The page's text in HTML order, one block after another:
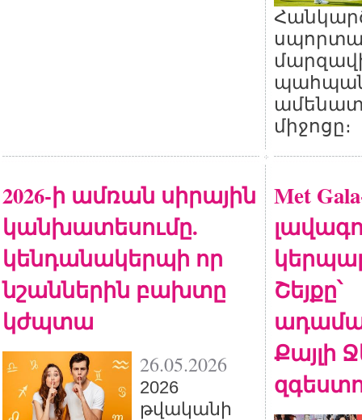
միջոցը։
2026-ի ամռան սիրային
կանխատեսումը.
կենդանակերպի որ
նշաններին բախտը
կժպտա
26.05.2026
2026
թվականի
Met
Շեյքը՝
Քայլի